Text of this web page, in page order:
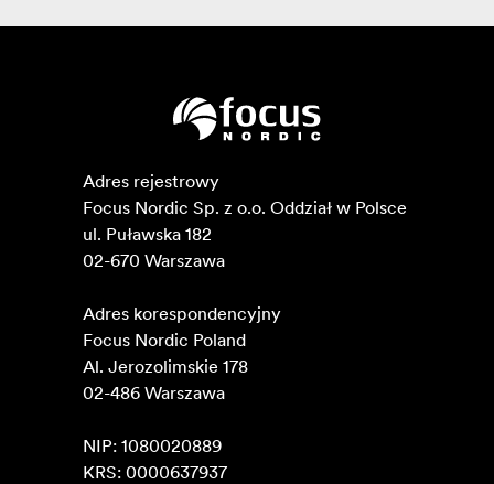
Adres rejestrowy
Focus Nordic Sp. z o.o. Oddział w Polsce
ul. Puławska 182
02-670 Warszawa
Adres korespondencyjny
Focus Nordic Poland
Al. Jerozolimskie 178
02-486 Warszawa
NIP: 1080020889
KRS: 0000637937